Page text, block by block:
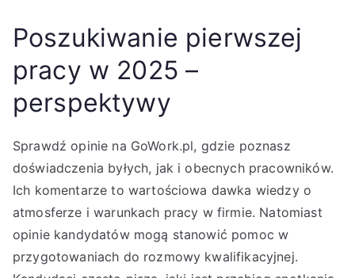
Poszukiwanie pierwszej
pracy w 2025 –
perspektywy
Sprawdź opinie na GoWork.pl, gdzie poznasz
doświadczenia byłych, jak i obecnych pracowników.
Ich komentarze to wartościowa dawka wiedzy o
atmosferze i warunkach pracy w firmie. Natomiast
opinie kandydatów mogą stanowić pomoc w
przygotowaniach do rozmowy kwalifikacyjnej.